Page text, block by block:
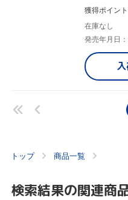
獲得ポイン
在庫なし
発売年月日
トップ 商品一覧
検索結果の関連商